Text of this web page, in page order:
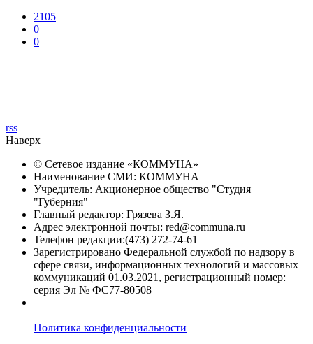
2105
0
0
rss
Наверх
© Сетевое издание «КОММУНА»
Наименование СМИ: КОММУНА
Учредитель: Акционерное общество "Студия
"Губерния"
Главный редактор: Грязева З.Я.
Адрес электронной почты: red@communa.ru
Телефон редакции:(473) 272-74-61
Зарегистрировано Федеральной службой по надзору в
сфере связи, информационных технологий и массовых
коммуникаций 01.03.2021, регистрационный номер:
серия Эл № ФС77-80508
Политика конфиденциальности